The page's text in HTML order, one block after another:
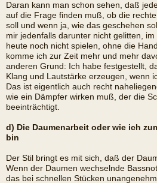
Daran kann man schon sehen, daß
auf die Frage finden muß, ob die
soll und wenn ja, wie das geschehen
mir jedenfalls darunter nicht gelitten,
heute noch nicht spielen, ohne die
komme ich zur Zeit mehr und mehr
anderen Grund: Ich habe festgestellt,
Klang und Lautstärke erzeugen, wenn
Das ist eigentlich auch recht
wie ein Dämpfer wirken muß, der die
beeinträchtigt.
d) Die Daumenarbeit oder wie ich
bin
Der Stil bringt es mit sich, daß der
Wenn der Daumen wechselnde
das bei schnellen Stücken